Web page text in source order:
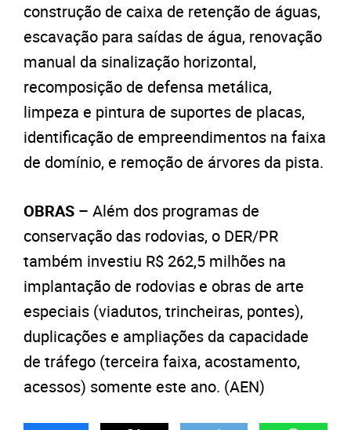
construção de caixa de retenção de águas,
escavação para saídas de água, renovação
manual da sinalização horizontal,
recomposição de defensa metálica,
limpeza e pintura de suportes de placas,
identificação de empreendimentos na faixa
de domínio, e remoção de árvores da pista.
OBRAS – Além dos programas de
conservação das rodovias, o DER/PR
também investiu R$ 262,5 milhões na
implantação de rodovias e obras de arte
especiais (viadutos, trincheiras, pontes),
duplicações e ampliações da capacidade
de tráfego (terceira faixa, acostamento,
acessos) somente este ano. (AEN)